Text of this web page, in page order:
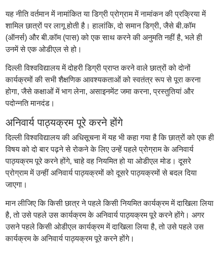
यह नीति वर्तमान में नामांकित या डिग्री प्रोग्राम में नामांकन की प्रक्रिया में
शामिल छात्रों पर लागू होती है। हालांकि, दो समान डिग्री, जैसे बी.कॉम
(ऑनर्स) और बी.कॉम (पास) को एक साथ करने की अनुमति नहीं है, भले ही
उनमें से एक ओडीएल से हो।
दिल्ली विश्वविद्यालय में दोहरी डिग्री प्राप्त करने वाले छात्रों को दोनों
कार्यक्रमों की सभी शैक्षणिक आवश्यकताओं को स्वतंत्र रूप से पूरा करना
होगा, जैसे कक्षाओं में भाग लेना, असाइनमेंट जमा करना, प्रस्तुतियां और
पदोन्नति मानदंड।
अनिवार्य पाठ्यक्रम पूरे करने होंगे
दिल्ली विश्वविद्यालय की अधिसूचना में यह भी कहा गया है कि छात्रों को एक ही
विषय को दो बार पढ़ने से रोकने के लिए उन्हें पहले प्रोग्राम के अनिवार्य
पाठ्यक्रम पूरे करने होंगे, चाहे वह नियमित हो या ओडीएल मोड। दूसरे
प्रोग्राम में उन्हीं अनिवार्य पाठ्यक्रमों को दूसरे पाठ्यक्रमों से बदल दिया
जाएगा।
मान लीजिए कि किसी छात्र ने पहले किसी नियमित कार्यक्रम में दाखिला लिया
है, तो उसे पहले उस कार्यक्रम के अनिवार्य पाठ्यक्रम पूरे करने होंगे। अगर
उसने पहले किसी ओडीएल कार्यक्रम में दाखिला लिया है, तो उसे पहले उस
कार्यक्रम के अनिवार्य पाठ्यक्रम पूरे करने होंगे।